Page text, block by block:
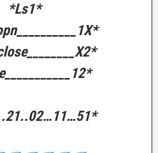
*Ls1*
.21..02…11…51*